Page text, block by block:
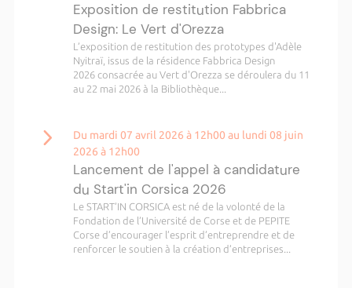
Exposition de restitution Fabbrica
Design: Le Vert d'Orezza
L’exposition de restitution des prototypes d'Adèle
Nyitraï, issus de la résidence Fabbrica Design
2026 consacrée au Vert d'Orezza se déroulera du 11
au 22 mai 2026 à la Bibliothèque...
Du mardi 07 avril 2026 à 12h00 au lundi 08 juin
2026 à 12h00
Lancement de l'appel à candidature
du Start'in Corsica 2026
Le START’IN CORSICA est né de la volonté de la
Fondation de l’Université de Corse et de PEPITE
Corse d’encourager l’esprit d’entreprendre et de
renforcer le soutien à la création d’entreprises...